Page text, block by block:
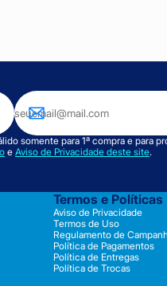
somente para 1ª compra e para
e Aviso de Privacidade deste site.
Termos e Políticas
Aviso de Privacidade
Termos de Uso
Regulamento de
Política de Pagamentos
Política de Entregas
Política de Trocas